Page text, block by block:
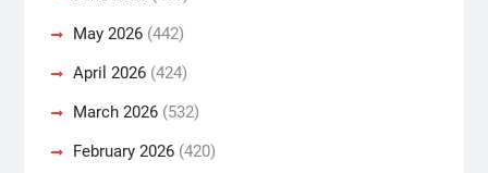
May 2026(442)
April 2026(424)
March 2026(532)
February 2026(420)